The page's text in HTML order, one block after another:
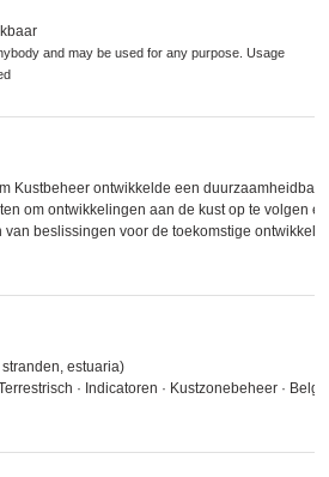
and may be used for any purpose. Usage
Kustbeheer ontwikkelde een
om ontwikkelingen aan de kust op te volgen
beslissingen voor de toekomstige
estuaria)
· Indicatoren · Kustzonebeheer ·